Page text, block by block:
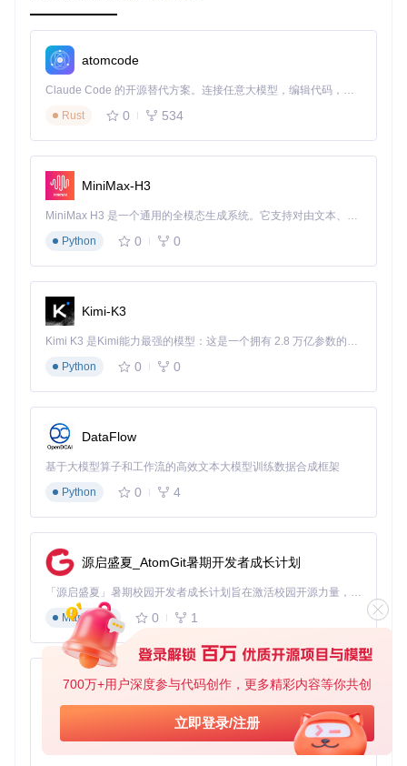
700万+用户深度参与代码创作，更多精彩内容等你共创
立即登录/注册
检查资源文件是否放置在正确的目录下，通常应放在src/m
核实资源访问路径是否与覆盖规则中的路径完全匹配。
检查是否存在更高优先级的覆盖规则，导致当前规则被忽
略。
清除浏览器缓存或重启应用，确保新的配置生效。
排查资源加载顺序异常问题
问题场景：资源文件加载顺序与预期不符，导致样式或脚本失
效。
核心原理
的顺序会导致依赖关系混乱。
解决方案：
在资源覆盖配置文件中调整规则顺序，确保依赖资源优先
加载。
使用调试工具查看网络请求，确认资源加载顺序是否符合
预期。
测试不同加载顺序下的页面表现，找到最佳配置方案。
运行时异常处理
解决ClassCastException类型转换异常
问题场景：运行时出现ClassCastException（类型转换异
常），导致程序崩溃。
核心原理：尝试将一个对象强制转换为不兼容的类型，通常是
由于数据格式不匹配引起的。
解决方案 ：
定位异常发生的代码位置，检查类型转换的合法性。
验证从资源文件中读取的数据类型是否与预期一致。
添加类型检查和转换前的验证逻辑，避免不安全的强制转
换。
使用泛型或类型安全的集合类，减少类型转换错误。
修复资源文件解析错误
：加载资源文件时出现解析异常，如XML或JSON格
式错误。
atomcode
Claude Code 的开源替代方案。连接任意大模型，编辑代码，运行命令，自动验证 — 全自动执行。用 Rust 构建，极致性能。 ｜ An open-source alternative to Claude Code. Connect any LLM, edit code, run commands, and verify changes — autonomously. Built in Rust for speed. Get Started
Rust
0 534
MiniMax-H3
MiniMax H3 是一个通用的全模态生成系统。它支持对由文本、图像、视频和音频组成的多模态上下文进行统一理解，并能生成分辨率高达 2K、时长可达 15 秒的带原生立体声音频的视频。得益于面向任务泛化的系统设计，H3 在预训练阶段就已具备广泛的多模态上下文理解与生成能力，能够出色地执行复杂的多模态指令。
Python
0 0
Kimi-K3
Kimi K3 是Kimi能力最强的模型：这是一个拥有 2.8 万亿参数的混合专家（MoE）模型，具备原生视觉理解能力，并支持 100 万 token 的上下文窗口。
Python
0 0
DataFlow
基于大模型算子和工作流的高效文本大模型训练数据合成框架
Python
0 4
源启盛夏_AtomGit暑期开发者成长计划
「源启盛夏」暑期校园开发者成长计划旨在激活校园开源力量，通过积分激励、认证扶持、资源倾斜等形式，引导高校组织和开发者完成「入驻 — 建项目 — 做贡献 — 获认证 — 得资源」的完整闭环。无论你是想带领社团入驻平台的组织者，还是希望用代码贡献证明自己的开发者，都能在这里找到属于你的成长路径。
Markdown
0 1
py-xiaozhi
基于Python的Xiaozhi AI，适用于想要完整Xiaozhi体验而无需拥有专用硬件的用户。
Python
0 1